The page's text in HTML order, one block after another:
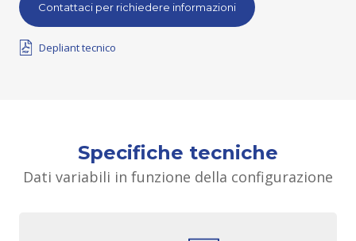
Contattaci per richiedere informazioni
Depliant tecnico
Specifiche tecniche
Dati variabili in funzione della configurazione